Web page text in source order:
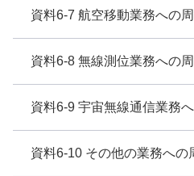
資料6-7 航空移動業務への
資料6-8 無線測位業務への
資料6-9 宇宙無線通信業務
資料6-10 その他の業務への